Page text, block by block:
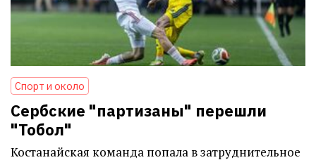
Спорт и около
Сербские "партизаны" перешли
"Тобол"
Костанайская команда попала в затруднительное